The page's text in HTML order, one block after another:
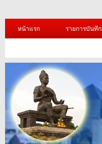
หน้าแรก รายการบันทึก